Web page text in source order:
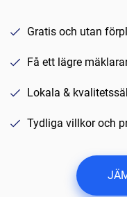
Gratis och utan
Få ett lägre
Lokala &
Tydliga villkor och